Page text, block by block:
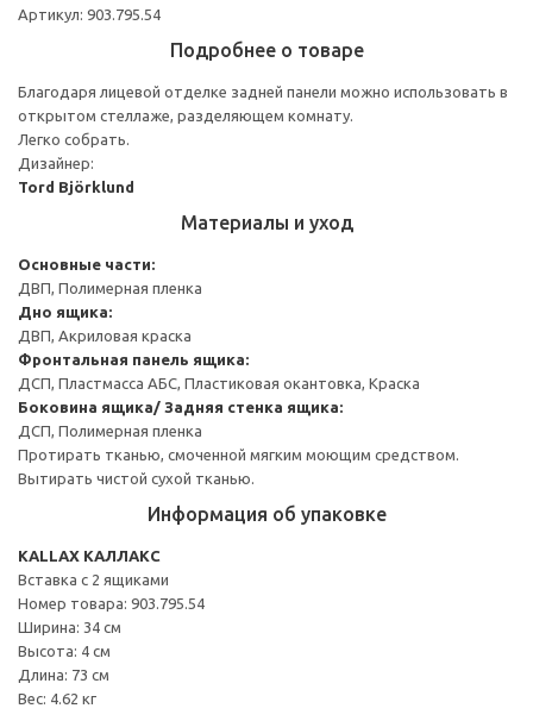
Артикул: 903.795.54
Подробнее о товаре
Благодаря лицевой отделке задней панели можно использовать в
открытом стеллаже, разделяющем комнату.
Легко собрать.
Дизайнер:
Tord Björklund
Материалы и уход
Основные части:
ДВП, Полимерная пленка
Дно ящика:
ДВП, Акриловая краска
Фронтальная панель ящика:
ДСП, Пластмасса АБС, Пластиковая окантовка, Краска
Боковина ящика/ Задняя стенка ящика:
ДСП, Полимерная пленка
Протирать тканью, смоченной мягким моющим средством.
Вытирать чистой сухой тканью.
Информация об упаковке
KALLAX КАЛЛАКС
Вставка с 2 ящиками
Номер товара: 903.795.54
Ширина: 34 см
Высота: 4 см
Длина: 73 см
Вес: 4.62 кг